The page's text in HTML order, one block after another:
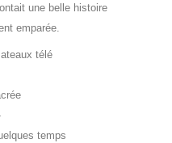
une belle histoire
emparée.
télé
temps